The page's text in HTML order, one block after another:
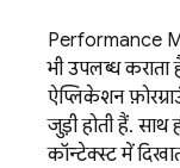
Performance
भी उपलब्ध
ऐप्लिकेशन
जुड़ी होती हैं. साथ
कॉन्टेक्स्ट में